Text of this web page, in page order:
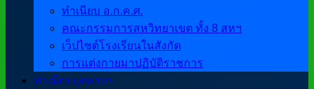
ทำเนียบ อ.ก.ค.ศ.
คณะกรรมการสหวิทยาเขต ทั้ง 8 สหฯ
เว็ปไซต์โรงเรียนในสังกัด
การแต่งกายมาปฏิบัติราชการ
ทำเนียบบุคลากร